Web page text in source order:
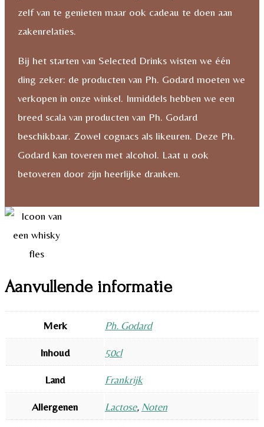
zelf van te genieten maar ook cadeau te doen aan
zakenrelaties.
Bij het starten van Selected Drinks wisten we één
ding zeker: de producten van Ph. Godard moeten we
verkopen in onze winkel. Inmiddels hebben we een
breed scala van producten van Ph. Godard
beschikbaar. Zowel cognacs als likeuren. Deze Ph.
Godard kan toveren met alcohol. Laat u ook
betoveren door zijn heerlijke dranken.
Aanvullende informatie
Merk Ph. Godard
Inhoud 50cl
Land Frankrijk
Allergenen Lactose, Noten